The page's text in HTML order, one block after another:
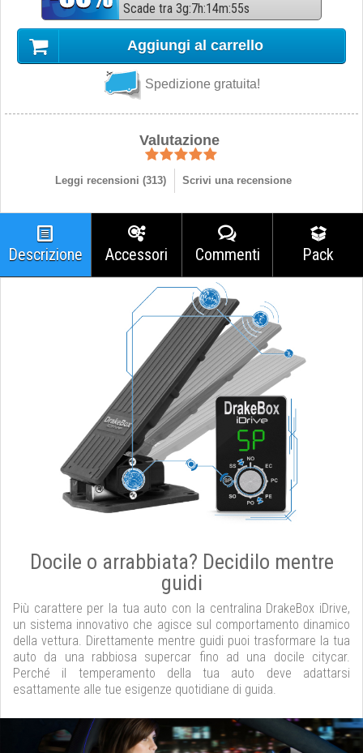
Scade tra 3g:7h:14m:54s
Aggiungi al carrello
Spedizione gratuita!
Valutazione
Leggi recensioni (313) Scrivi una recensione
Descrizione Accessori Commenti Pack
Docile o arrabbiata? Decidilo mentre
guidi
Più carattere per la tua auto con la centralina DrakeBox iDrive,
un sistema innovativo che agisce sul comportamento dinamico
della vettura. Direttamente mentre guidi puoi trasformare la tua
auto da una rabbiosa supercar fino ad una docile citycar.
Perché il temperamento della tua auto deve adattarsi
esattamente alle tue esigenze quotidiane di guida.